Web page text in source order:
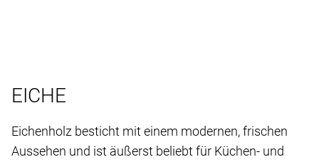
EICHE
Eichenholz besticht mit einem modernen, frischen
Aussehen und ist äußerst beliebt für Küchen- und